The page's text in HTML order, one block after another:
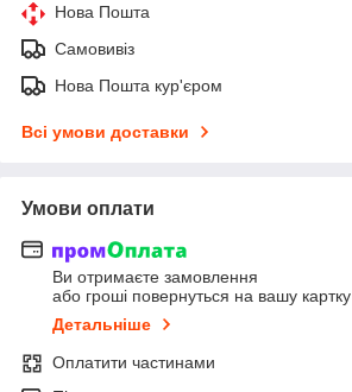
Нова Пошта
Самовивіз
Нова Пошта кур'єром
Всі умови доставки
Умови оплати
Ви отримаєте замовлення
або гроші повернуться на вашу картку
Детальніше
Оплатити частинами